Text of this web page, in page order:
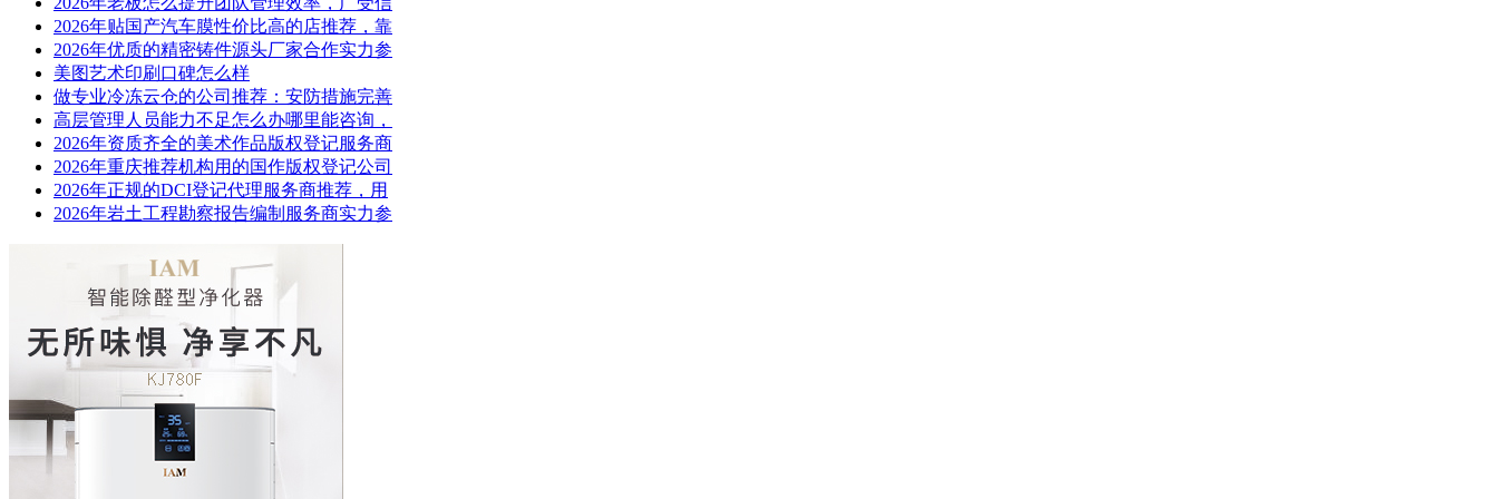
2026年贴国产汽车膜性价比高的店推荐，靠
2026年优质的精密铸件源头厂家合作实力参
美图艺术印刷口碑怎么样
做专业冷冻云仓的公司推荐：安防措施完善
高层管理人员能力不足怎么办哪里能咨询，
2026年资质齐全的美术作品版权登记服务商
2026年重庆推荐机构用的国作版权登记公司
2026年正规的DCI登记代理服务商推荐，用
2026年岩土工程勘察报告编制服务商实力参